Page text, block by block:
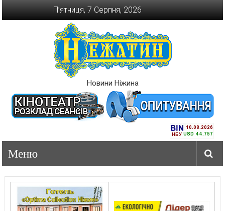
П’ятниця, 7 Серпня, 2026
Новини Ніжина